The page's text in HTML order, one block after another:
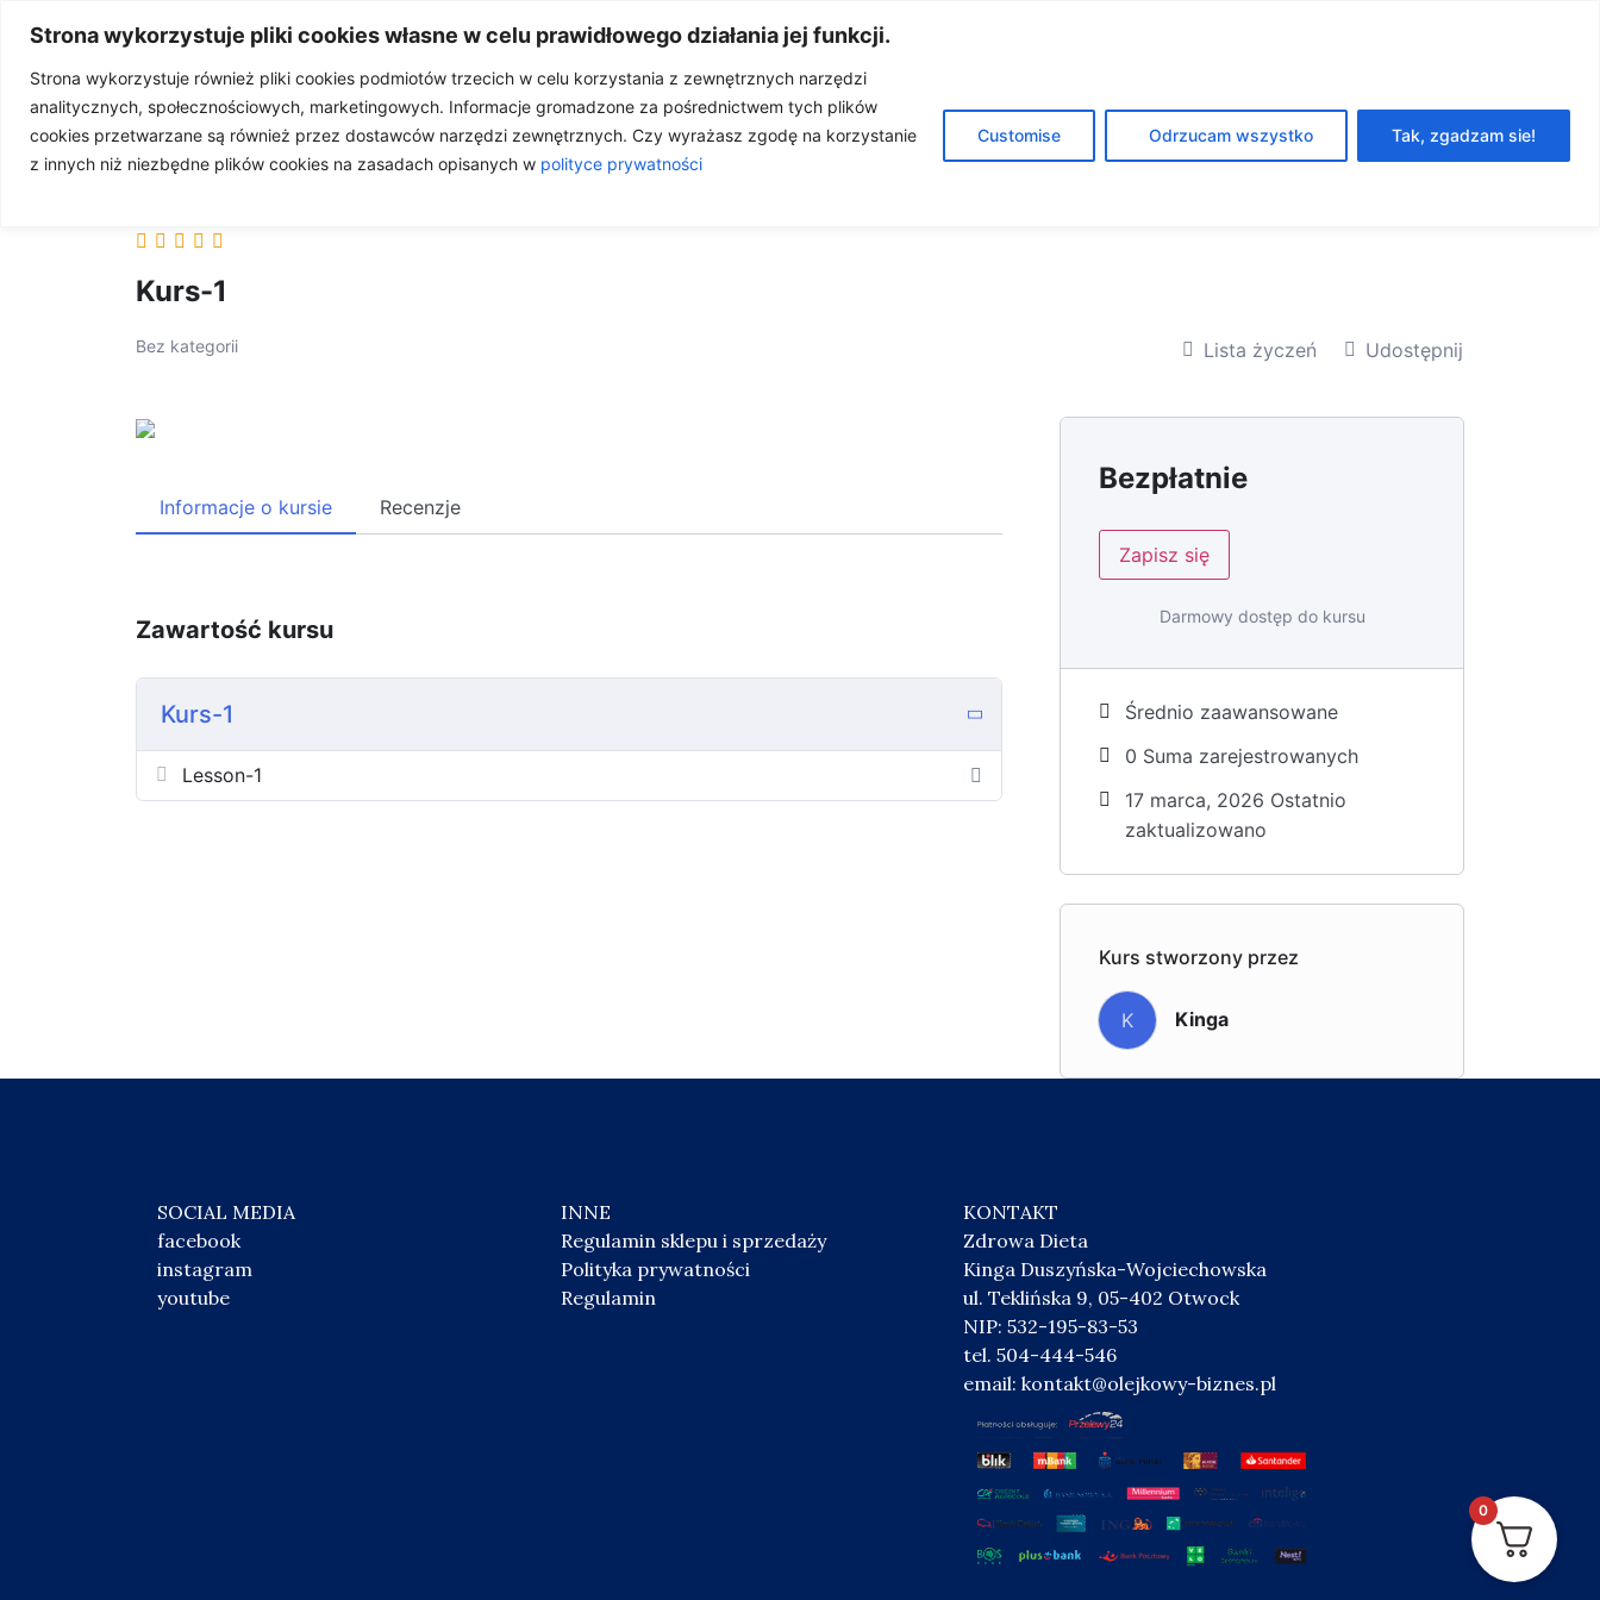
Strona wykorzystuje pliki cookies własne w celu prawidłowego działania jej funkcji.
Strona wykorzystuje również pliki cookies podmiotów trzecich w celu korzystania z zewnętrznych narzędzi
analitycznych, społecznościowych, marketingowych. Informacje gromadzone za pośrednictwem tych plików
cookies przetwarzane są również przez dostawców narzędzi zewnętrznych. Czy wyrażasz zgodę na korzystanie
z innych niż niezbędne plików cookies na zasadach opisanych w polityce prywatności
Customise Odrzucam wszystko Tak, zgadzam sie!
STRONA GŁÓWNA O MNIE OLEJKI ETERYCZNE BLOG
WSPÓŁPRACA KONTAKT
DOŁĄCZ DO
NEWSLETTERA
Kurs-1
Bez kategorii Lista życzeń Udostępnij
Informacje o kursie Recenzje
Zawartość kursu
Kurs-1
Lesson-1
Bezpłatnie
Zapisz się
Darmowy dostęp do kursu
Średnio zaawansowane
0 Suma zarejestrowanych
17 marca, 2026 Ostatnio
zaktualizowano
Kurs stworzony przez
K Kinga
SOCIAL MEDIA
facebook
instagram
youtube
INNE
Regulamin sklepu i sprzedaży
Polityka prywatności
Regulamin
KONTAKT
Zdrowa Dieta
Kinga Duszyńska-Wojciechowska
ul. Teklińska 9, 05-402 Otwock
NIP: 532-195-83-53
tel. 504-444-546
email:kontakt@olejkowy-biznes.pl
0